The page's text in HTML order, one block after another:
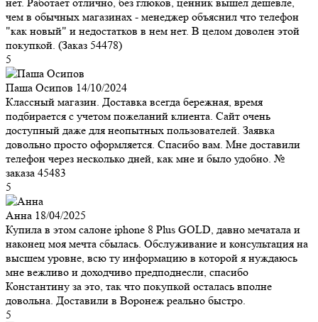
чем в обычных магазинах - менеджер объяснил что телефон
"как новый" и недостатков в нем нет. В целом доволен этой
покупкой. (Заказ 54478)
5
Паша Осипов 14/10/2024
Классный магазин. Доставка всегда бережная, время
подбирается с учетом пожеланий клиента. Сайт очень
доступный даже для неопытных пользователей. Заявка
довольно просто оформляется. Спасибо вам. Мне доставили
телефон через несколько дней, как мне и было удобно. №
заказа 45483
5
Анна 18/04/2025
Купила в этом салоне iphone 8 Plus GOLD, давно мечатала и
наконец моя мечта сбылась. Обслуживание и консультация на
высшем уровне, всю ту информацию в которой я нуждаюсь
мне вежливо и доходчиво предподнесли, спасибо
Константину за это, так что покупкой осталась вполне
довольна. Доставили в Воронеж реально быстро.
5